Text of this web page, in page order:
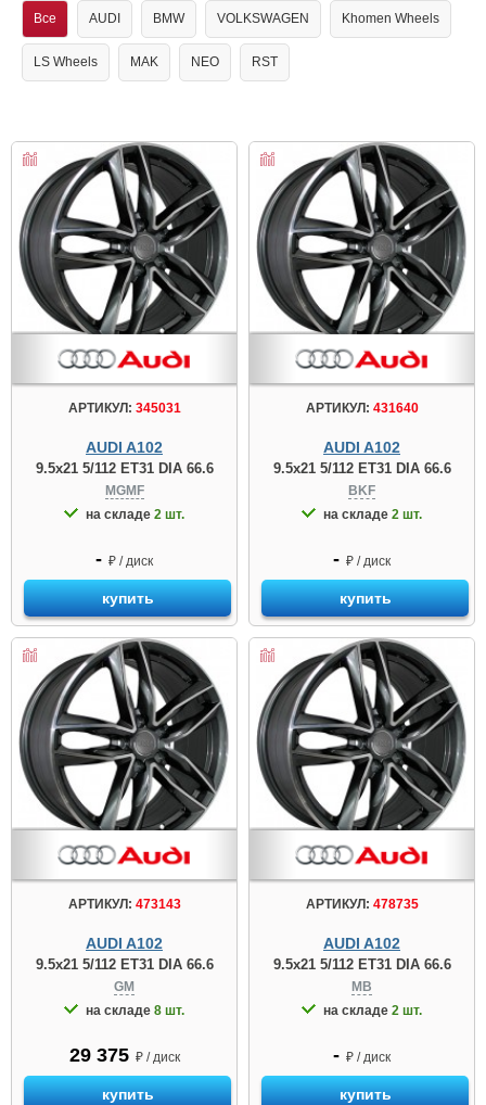
Все AUDI BMW VOLKSWAGEN Khomen Wheels
LS Wheels MAK NEO RST
АРТИКУЛ: 345031
AUDI A102
9.5x21 5/112 ET31 DIA 66.6
MGMF
на складе 2 шт.
- ₽ / диск
купить
АРТИКУЛ: 431640
AUDI A102
9.5x21 5/112 ET31 DIA 66.6
BKF
на складе 2 шт.
- ₽ / диск
купить
АРТИКУЛ: 473143
AUDI A102
9.5x21 5/112 ET31 DIA 66.6
GM
на складе 8 шт.
29 375 ₽ / диск
купить
АРТИКУЛ: 478735
AUDI A102
9.5x21 5/112 ET31 DIA 66.6
MB
на складе 2 шт.
- ₽ / диск
купить